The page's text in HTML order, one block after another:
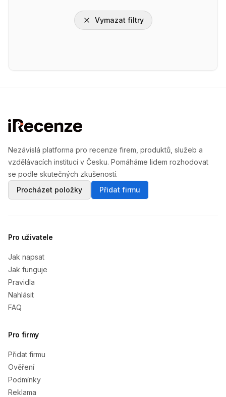
Vymazat filtry
Nezávislá platforma pro recenze firem, produktů, služeb a
vzdělávacích institucí v Česku. Pomáháme lidem rozhodovat
se podle skutečných zkušeností.
Procházet položky
Přidat firmu
Pro uživatele
Jak napsat
Jak funguje
Pravidla
Nahlásit
FAQ
Pro firmy
Přidat firmu
Ověření
Podmínky
Reklama